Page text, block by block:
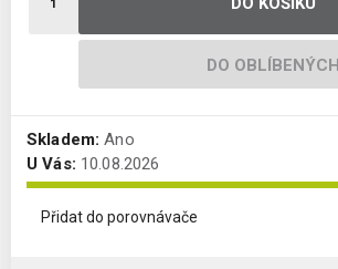
DO OBLÍBENÝCH
Skladem: Ano
U Vás: 10.08.2026
Přidat do porovnávače